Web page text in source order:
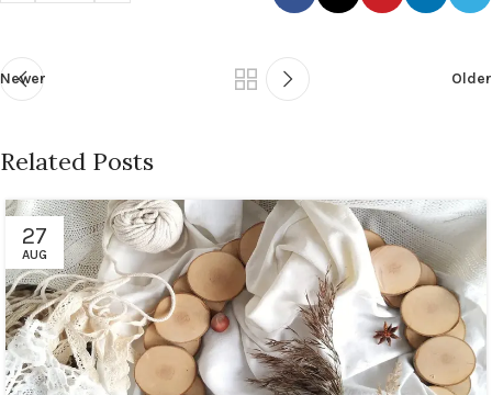
Newer Older
Related Posts
27
AUG